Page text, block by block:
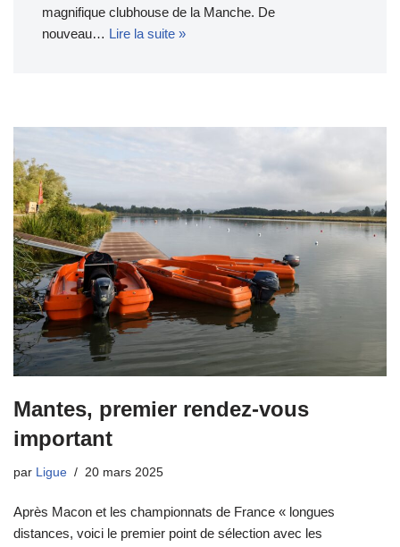
magnifique clubhouse de la Manche. De
nouveau… Lire la suite »
Mantes, premier rendez-vous
important
par Ligue 20 mars 2025
Après Macon et les championnats de France « longues
distances, voici le premier point de sélection avec les